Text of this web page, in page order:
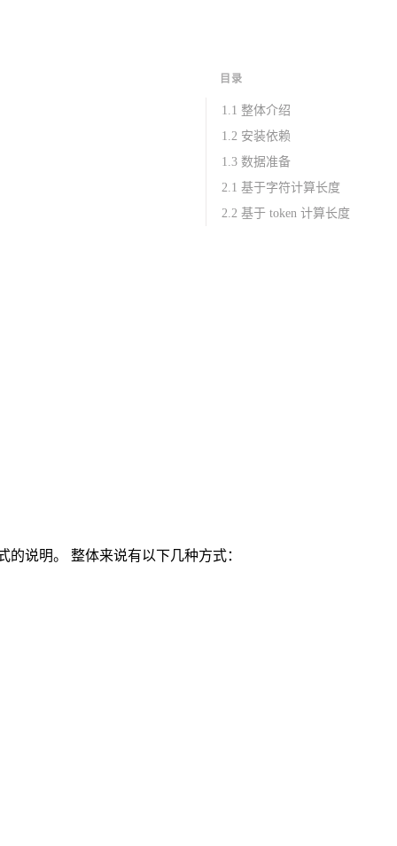
目录
1.1 整体介绍
1.2 安装依赖
1.3 数据准备
2.1 基于字符计算长度
2.2 基于 token 计算长度
说明。 整体来说有以下几种方式：